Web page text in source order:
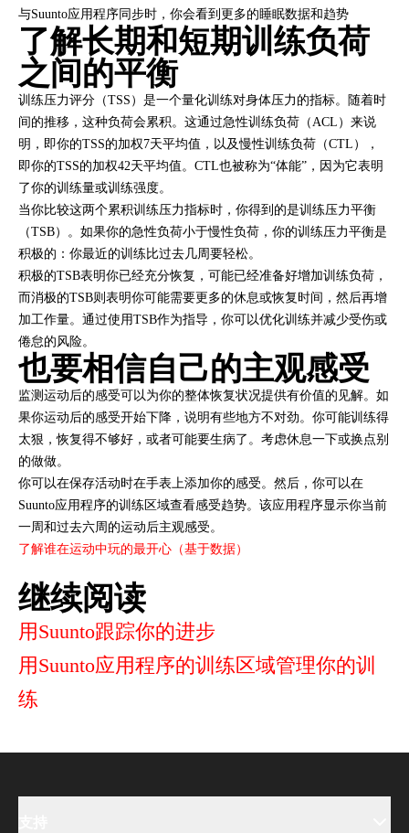
与Suunto应用程序同步时，你会看到更多的睡眠数据和趋势
了解长期和短期训练负荷
之间的平衡
训练压力评分（TSS）是一个量化训练对身体压力的指标。随着时
间的推移，这种负荷会累积。这通过急性训练负荷（ACL）来说
明，即你的TSS的加权7天平均值，以及慢性训练负荷（CTL），
即你的TSS的加权42天平均值。CTL也被称为“体能”，因为它表明
了你的训练量或训练强度。
当你比较这两个累积训练压力指标时，你得到的是训练压力平衡
（TSB）。如果你的急性负荷小于慢性负荷，你的训练压力平衡是
积极的：你最近的训练比过去几周要轻松。
积极的TSB表明你已经充分恢复，可能已经准备好增加训练负荷，
而消极的TSB则表明你可能需要更多的休息或恢复时间，然后再增
加工作量。通过使用TSB作为指导，你可以优化训练并减少受伤或
倦怠的风险。
也要相信自己的主观感受
监测运动后的感受可以为你的整体恢复状况提供有价值的见解。如
果你运动后的感受开始下降，说明有些地方不对劲。你可能训练得
太狠，恢复得不够好，或者可能要生病了。考虑休息一下或换点别
的做做。
你可以在保存活动时在手表上添加你的感受。然后，你可以在
Suunto应用程序的训练区域查看感受趋势。该应用程序显示你当前
一周和过去六周的运动后主观感受。
了解谁在运动中玩的最开心（基于数据）
继续阅读
用Suunto跟踪你的进步
用Suunto应用程序的训练区域管理你的训
练